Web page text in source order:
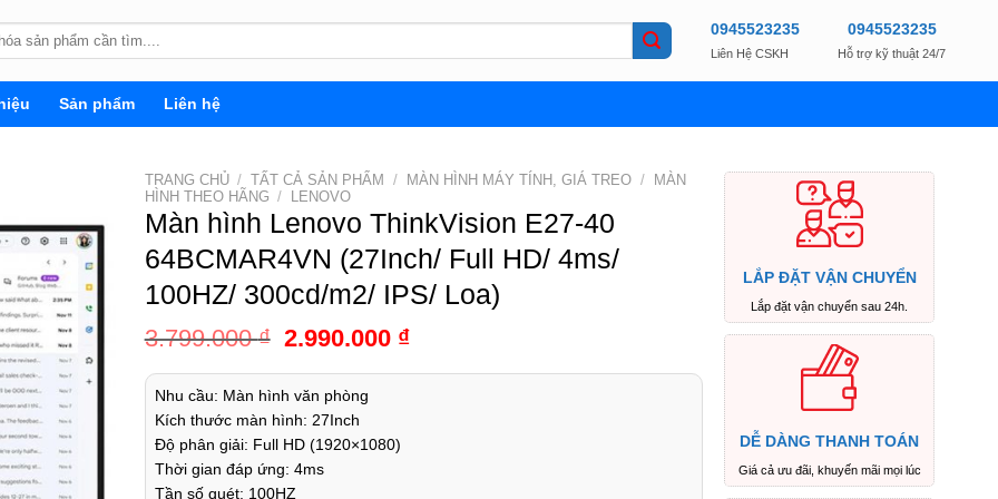
0945523235
Liên Hệ CSKH
0945523235
Hỗ trợ kỹ thuật 24/7
Sản phẩm Liên hệ
TRANG CHỦ / TẤT CẢ SẢN PHẨM / MÀN HÌNH MÁY TÍNH, GIÁ TREO /
MÀN
HÌNH THEO HÃNG / LENOVO
Màn hình Lenovo ThinkVision E27-40
64BCMAR4VN (27Inch/ Full HD/ 4ms/
100HZ/ 300cd/m2/ IPS/ Loa)
3.799.000₫ 2.990.000 ₫
Nhu cầu: Màn hình văn phòng
Kích thước màn hình: 27Inch
Độ phân giải: Full HD (1920×1080)
Thời gian đáp ứng: 4ms
Tần số quét: 100HZ
LẮP ĐẶT VẬN CHUYỂN
Lắp đặt vận chuyển sau 24h.
DỄ DÀNG THANH TOÁN
Giá cả ưu đãi, khuyến mãi mọi lúc